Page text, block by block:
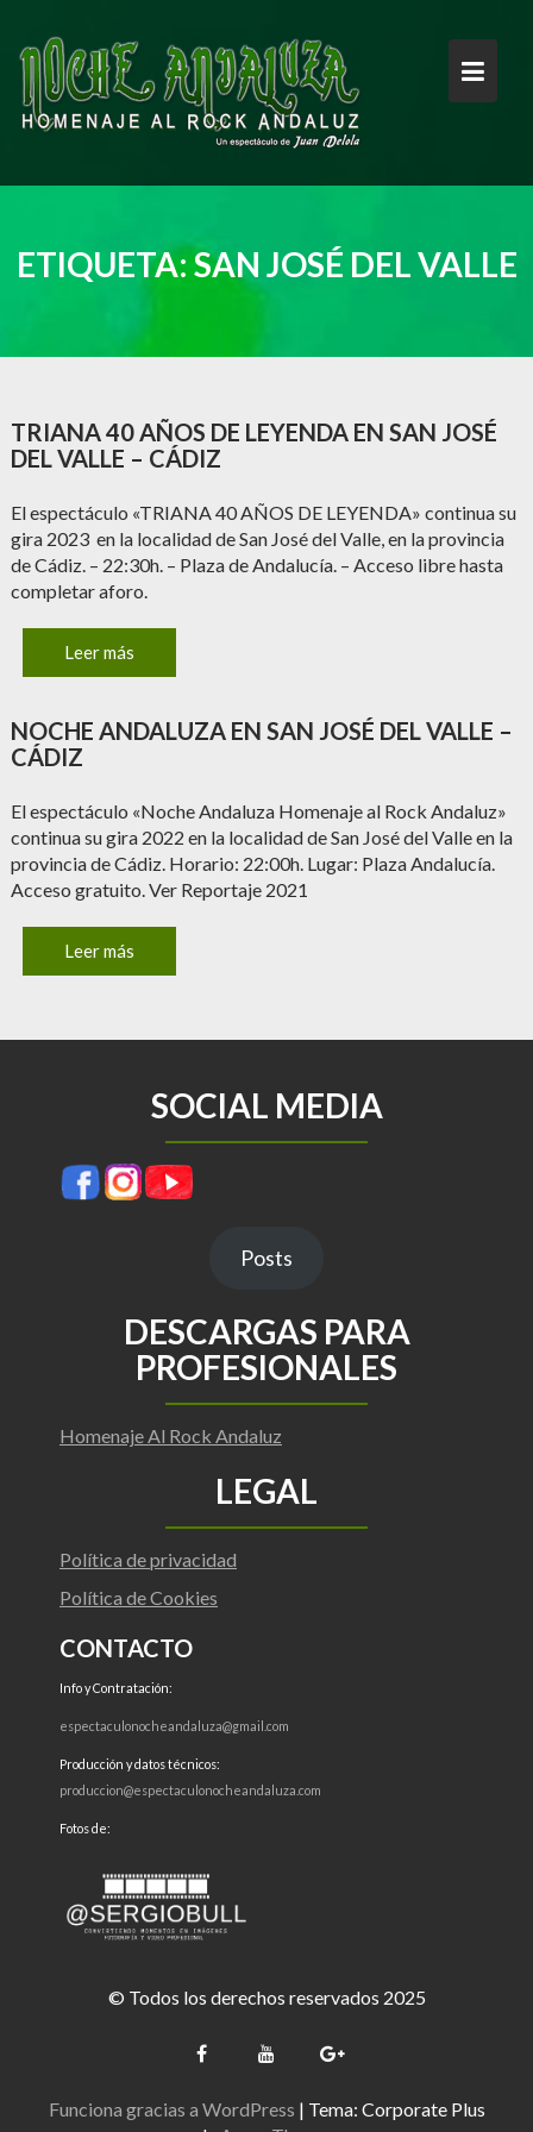
contenido
ETIQUETA:SAN JOSÉ DEL VALLE
TRIANA 40 AÑOS DE LEYENDA EN SAN JOSÉ
DEL VALLE – CÁDIZ
El espectáculo «TRIANA 40 AÑOS DE LEYENDA» continua su
gira 2023 en la localidad de San José del Valle, en la provincia
de Cádiz. – 22:30h. – Plaza de Andalucía. – Acceso libre hasta
completar aforo.
Leer más
NOCHE ANDALUZA EN SAN JOSÉ DEL VALLE –
CÁDIZ
El espectáculo «Noche Andaluza Homenaje al Rock Andaluz»
continua su gira 2022 en la localidad de San José del Valle en la
provincia de Cádiz. Horario: 22:00h. Lugar: Plaza Andalucía.
Acceso gratuito. Ver Reportaje 2021
Leer más
SOCIAL MEDIA
Posts
DESCARGAS PARA
PROFESIONALES
Homenaje Al Rock Andaluz
LEGAL
Política de privacidad
Política de Cookies
CONTACTO
Info y Contratación:
espectaculonocheandaluza@gmail.com
Producción y datos técnicos:
produccion@espectaculonocheandaluza.com
Fotos de:
© Todos los derechos reservados 2025
Funciona gracias a WordPress | Tema: Corporate Plus